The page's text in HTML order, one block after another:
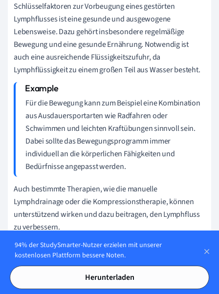
Schlüsselfaktoren zur Vorbeugung eines gestörten
Lymphflusses ist eine gesunde und ausgewogene
Lebensweise. Dazu gehört insbesondere regelmäßige
Bewegung und eine gesunde Ernährung. Notwendig ist
auch eine ausreichende Flüssigkeitszufuhr, da
Lymphflüssigkeit zu einem großen Teil aus Wasser besteht.
Für die Bewegung kann zum Beispiel eine Kombination
aus Ausdauersportarten wie Radfahren oder
Schwimmen und leichten Kraftübungen sinnvoll sein.
Dabei sollte das Bewegungsprogramm immer
individuell an die körperlichen Fähigkeiten und
Bedürfnisse angepasst werden.
Auch bestimmte Therapien, wie die manuelle
Lymphdrainage oder die Kompressionstherapie, können
unterstützend wirken und dazu beitragen, den Lymphfluss
zu verbessern.
Die Kompressionstherapie ist eine
Behandlungsmethode, bei der Druck auf bestimmte
94% der StudySmarter-Nutzer erzielen mit unserer
kostenlosen Plattform bessere Noten.
Herunterladen